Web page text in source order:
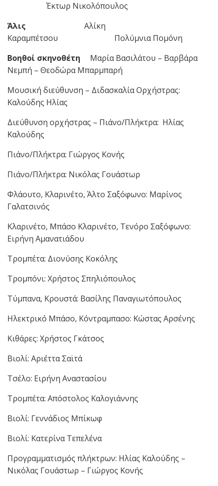
Έκτωρ Νικολόπουλος
Άλις Αλίκη
Καραμπέτσου Πολύμνια Πομόνη
Βοηθοί σκηνοθέτη Μαρία Βασιλάτου – Βαρβάρα
Νεμπή – Θεοδώρα Μπαρμπαρή
Μουσική διεύθυνση – Διδασκαλία Ορχήστρας:
Καλούδης Ηλίας
Διεύθυνση ορχήστρας – Πιάνο/Πλήκτρα: Ηλίας
Καλούδης
Πιάνο/Πλήκτρα: Γιώργος Κονής
Πιάνο/Πλήκτρα: Νικόλας Γουάστωρ
Φλάουτο, Κλαρινέτο, Άλτο Σαξόφωνο: Μαρίνος
Γαλατσινός
Κλαρινέτο, Μπάσο Κλαρινέτο, Τενόρο Σαξόφωνο:
Ειρήνη Αμανατιάδου
Τρομπέτα: Διονύσης Κοκόλης
Τρομπόνι: Χρήστος Σπηλιόπουλος
Τύμπανα, Κρουστά: Βασίλης Παναγιωτόπουλος
Ηλεκτρικό Μπάσο, Κόντραμπασο: Κώστας Αρσένης
Κιθάρες: Χρήστος Γκάτσος
Βιολί: Αριέττα Σαϊτά
Τσέλο: Ειρήνη Αναστασίου
Τρομπέτα: Απόστολος Καλογιάννης
Βιολί: Γεννάδιος Μπίκωφ
Βιολί: Κατερίνα Τεπελένα
Προγραμματισμός πλήκτρων: Ηλίας Καλούδης –
Νικόλας Γουάστωρ – Γιώργος Κονής